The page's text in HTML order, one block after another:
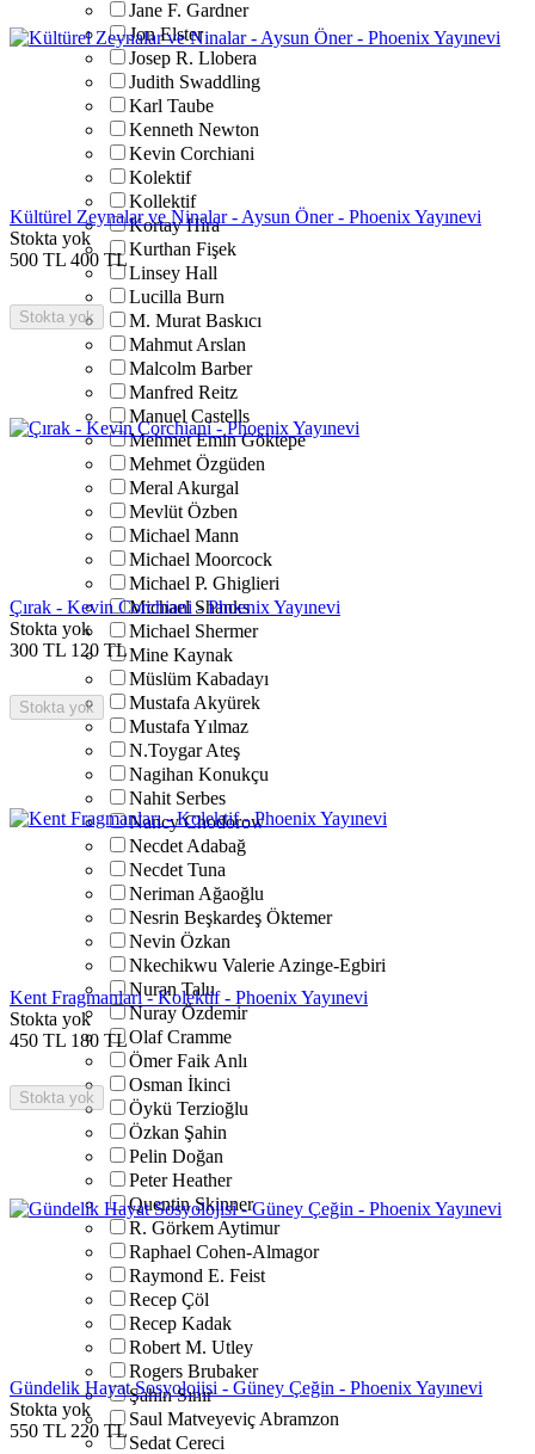
Jane F. Gardner
Jon Elster
Josep R. Llobera
Judith Swaddling
Karl Taube
Kenneth Newton
Kevin Corchiani
Kolektif
Kollektif
Kortay Hira
Kurthan Fişek
Linsey Hall
Lucilla Burn
M. Murat Baskıcı
Mahmut Arslan
Malcolm Barber
Manfred Reitz
Manuel Castells
Mehmet Emin Göktepe
Mehmet Özgüden
Meral Akurgal
Mevlüt Özben
Michael Mann
Michael Moorcock
Michael P. Ghiglieri
Michael Shanks
Michael Shermer
Mine Kaynak
Müslüm Kabadayı
Mustafa Akyürek
Mustafa Yılmaz
N.Toygar Ateş
Nagihan Konukçu
Nahit Serbes
Nancy Chodorow
Necdet Adabağ
Necdet Tuna
Neriman Ağaoğlu
Nesrin Beşkardeş Öktemer
Nevin Özkan
Nkechikwu Valerie Azinge-Egbiri
Nuran Talu
Nuray Özdemir
Olaf Cramme
Ömer Faik Anlı
Osman İkinci
Öykü Terzioğlu
Özkan Şahin
Pelin Doğan
Peter Heather
Quentin Skinner
R. Görkem Aytimur
Raphael Cohen-Almagor
Raymond E. Feist
Recep Çöl
Recep Kadak
Robert M. Utley
Rogers Brubaker
Şahin Sınır
Saul Matveyeviç Abramzon
Sedat Cereci
Kültürel Zeynalar ve Ninalar - Aysun Öner - Phoenix Yayınevi
Stokta yok
500 TL 400 TL
Stokta yok
Çırak - Kevin Corchiani - Phoenix Yayınevi
Stokta yok
300 TL 120 TL
Stokta yok
Kent Fragmanları - Kolektif - Phoenix Yayınevi
Stokta yok
450 TL 180 TL
Stokta yok
Gündelik Hayat Sosyolojisi - Güney Çeğin - Phoenix Yayınevi
Stokta yok
550 TL 220 TL